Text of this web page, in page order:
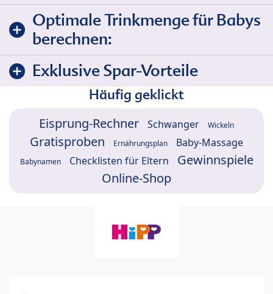
Optimale Trinkmenge für Babys
berechnen:
Exklusive Spar-Vorteile
Häufig geklickt
Eisprung-Rechner Schwanger Wickeln
Gratisproben Ernährungsplan Baby-Massage
Babynamen Checklisten für Eltern
Gewinnspiele
Online-Shop